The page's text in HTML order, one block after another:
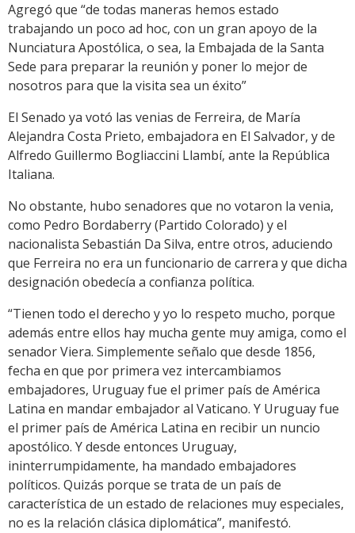
Agregó que “de todas maneras hemos estado
trabajando un poco ad hoc, con un gran apoyo de la
Nunciatura Apostólica, o sea, la Embajada de la Santa
Sede para preparar la reunión y poner lo mejor de
nosotros para que la visita sea un éxito”
El Senado ya votó las venias de Ferreira, de María
Alejandra Costa Prieto, embajadora en El Salvador, y de
Alfredo Guillermo Bogliaccini Llambí, ante la República
Italiana.
No obstante, hubo senadores que no votaron la venia,
como Pedro Bordaberry (Partido Colorado) y el
nacionalista Sebastián Da Silva, entre otros, aduciendo
que Ferreira no era un funcionario de carrera y que dicha
designación obedecía a confianza política.
“Tienen todo el derecho y yo lo respeto mucho, porque
además entre ellos hay mucha gente muy amiga, como el
senador Viera. Simplemente señalo que desde 1856,
fecha en que por primera vez intercambiamos
embajadores, Uruguay fue el primer país de América
Latina en mandar embajador al Vaticano. Y Uruguay fue
el primer país de América Latina en recibir un nuncio
apostólico. Y desde entonces Uruguay,
ininterrumpidamente, ha mandado embajadores
políticos. Quizás porque se trata de un país de
característica de un estado de relaciones muy especiales,
no es la relación clásica diplomática”, manifestó.